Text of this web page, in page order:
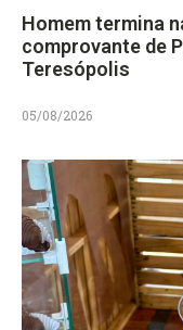
Homem termina
comprovante de
Teresópolis
05/08/2026